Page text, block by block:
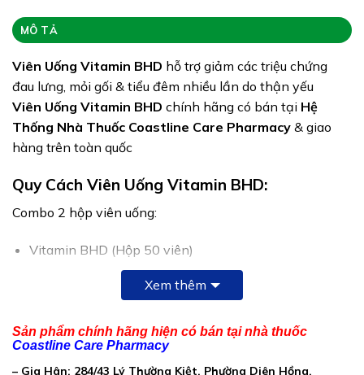
MÔ TẢ
Viên Uống Vitamin BHD hỗ trợ giảm các triệu chứng
đau lưng, mỏi gối & tiểu đêm nhiều lần do thận yếu
Viên Uống Vitamin BHD chính hãng có bán tại Hệ
Thống Nhà Thuốc Coastline Care Pharmacy & giao
hàng trên toàn quốc
Quy Cách Viên Uống Vitamin BHD:
Combo 2 hộp viên uống:
Vitamin BHD (Hộp 50 viên)
BHD Delay Power (Hộp 50 viên)
Thực phẩm bổ sung Vitamin BHD: Tinh bột sắn, Bột
mẫu lệ 50mg, L-arginine HCL, Zincollied 10mg, Bột
Xem thêm
Sản phẩm chính hãng hiện có bán tại nhà thuốc
Coastline Care Pharmacy
– Gia Hân: 284/43 Lý Thường Kiệt, Phường Diên Hồng,